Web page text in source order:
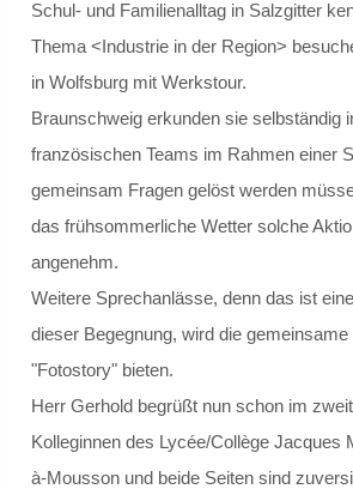
Eingangsstufe
Mittelstufe
Schulleitbild
Ansprechpartner
Gremien
Schulvorstand
Schul- und Familienalltag in Salzgitter
Thema <Industrie in der Region>
in Wolfsburg mit Werkstour.
Braunschweig erkunden sie selbständig
französischen Teams im Rahmen einer
gemeinsam Fragen gelöst werden
das frühsommerliche Wetter solche
angenehm.
Weitere Sprechanlässe, denn das ist
dieser Begegnung, wird die
"Fotostory" bieten.
Herr Gerhold begrüßt nun schon im
Kolleginnen des Lycée/Collège Jacques
à-Mousson und beide Seiten sind